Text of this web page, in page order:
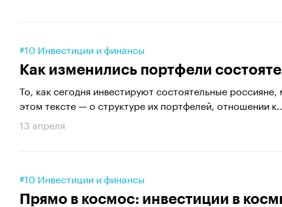
#10 Инвестиции и финансы
Как изменились портфели
То, как сегодня инвестируют состоятельные
этом тексте — о структуре их портфелей, отношении
13 апреля
#10 Инвестиции и финансы
Прямо в космос: инвестиции в